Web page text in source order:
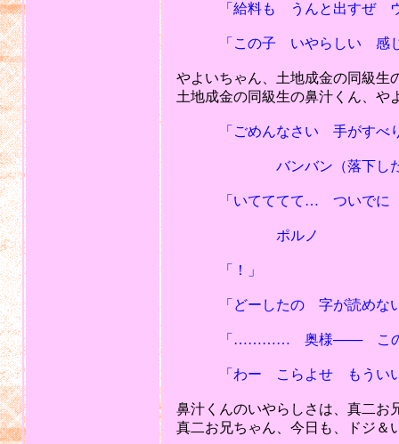
「給料も うんと出すぜ ウ
「この子 いやらしい 感じ
やよいちゃん、土地成金の同級生
土地成金の同級生の鼻汁くん、や
「ごめんなさい 手がすべり
バンバン（落下した本で鼻
「いてててて… ついでに そ
ポルノ
「！」
「どーしたの 字が読めない
「………… 奥様─── この字
「わー こらよせ もういい
鼻汁くんのいやらしさは、真二お
真二お兄ちゃん、今日も、ドジ＆